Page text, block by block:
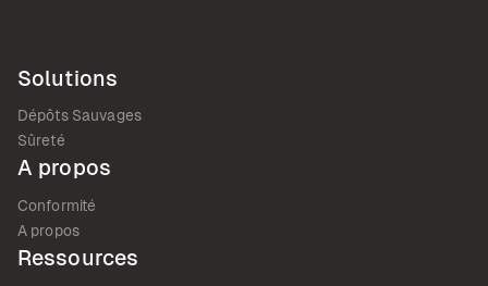
Solutions
Dépôts Sauvages
Sûreté
A propos
Conformité
A propos
Ressources